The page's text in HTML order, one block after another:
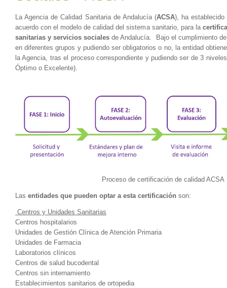
La Agencia de Calidad Sanitaria de Andalucía (ACSA), ha establecido
acuerdo con el modelo de calidad del sistema sanitario, para la
sanitarias y servicios sociales de Andalucía. Bajo el cumplimiento
en diferentes grupos y pudiendo ser obligatorios o no, la entidad
la Agencia, tras el proceso correspondiente y pudiendo ser de 3
Óptimo o Excelente).
Proceso de certificación de calidad ACSA
Las entidades que pueden optar a esta certificación son:
Centros y Unidades Sanitarias
Centros hospitalarios
Unidades de Gestión Clínica de Atención Primaria
Unidades de Farmacia
Laboratorios clínicos
Centros de salud bucodental
Centros sin internamiento
Establecimientos sanitarios de ortopedia